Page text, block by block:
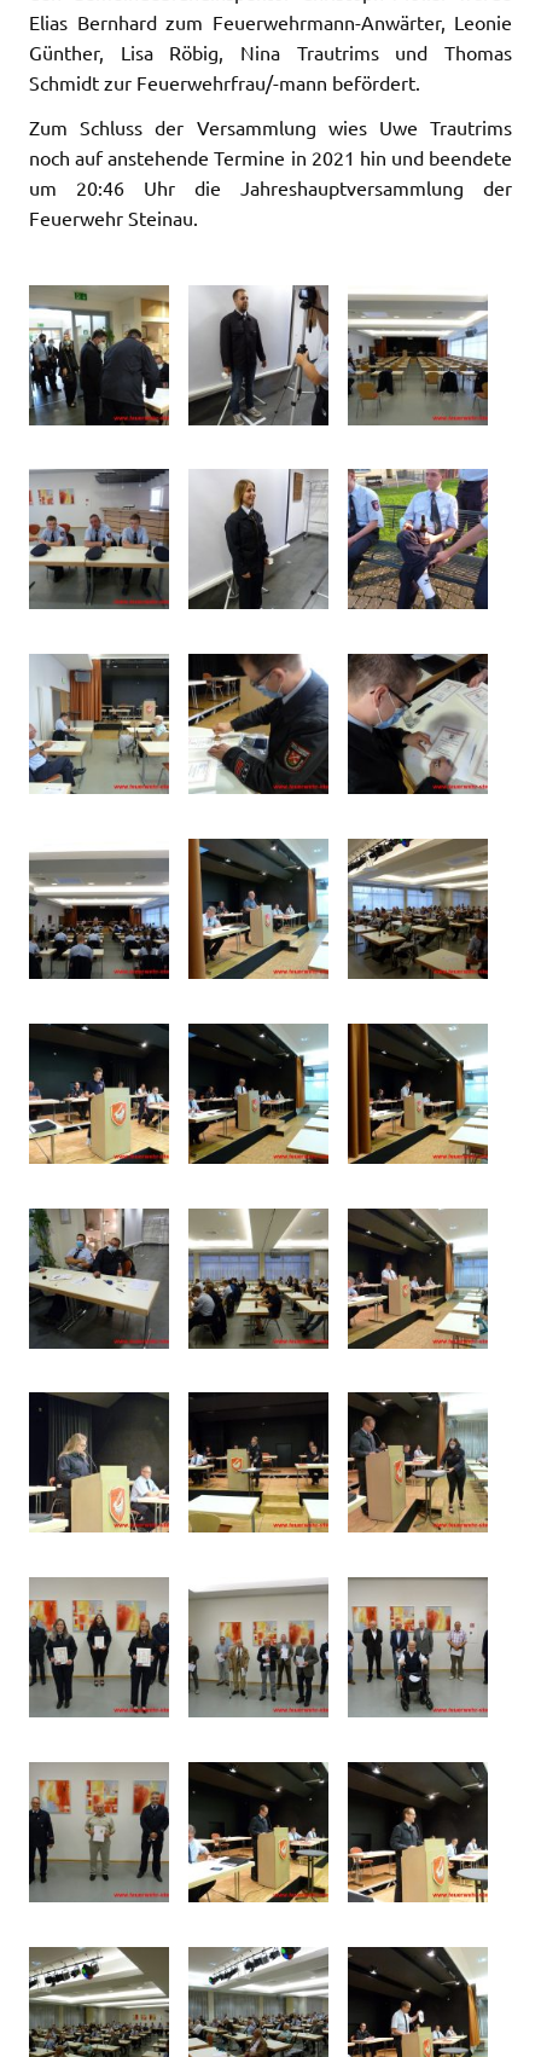
Elias Bernhard zum Feuerwehrmann-Anwärter, Leonie
Günther, Lisa Röbig, Nina Trautrims und Thomas
Schmidt zur Feuerwehrfrau/-mann befördert.
Zum Schluss der Versammlung wies Uwe Trautrims
noch auf anstehende Termine in 2021 hin und beendete
um 20:46 Uhr die Jahreshauptversammlung der
Feuerwehr Steinau.